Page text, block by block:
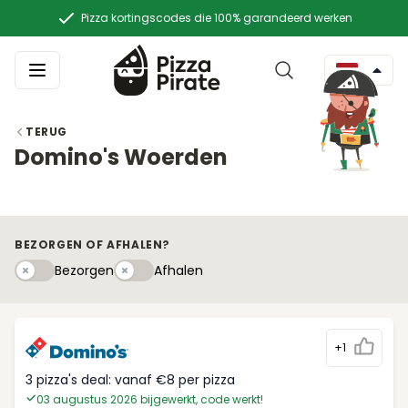
Pizza kortingscodes die 100% garandeerd werken
TERUG
Domino's Woerden
BEZORGEN OF AFHALEN?
BezorgenBezorgenAfhalenyAfhalen
+1
3 pizza's deal: vanaf €8 per pizza
03 augustus 2026 bijgewerkt, code werkt!